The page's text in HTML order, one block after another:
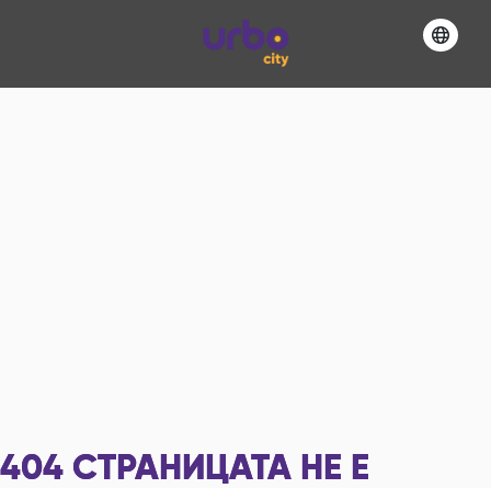
404 СТРАНИЦАТА НЕ Е